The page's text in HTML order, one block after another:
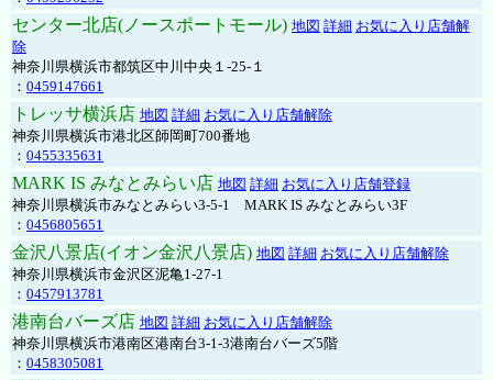
センター北店(ノースポートモール) 地図 詳細 お気に入り店舗解
除
神奈川県横浜市都筑区中川中央１-25-１
： 0459147661
トレッサ横浜店 地図 詳細 お気に入り店舗解除
神奈川県横浜市港北区師岡町700番地
： 0455335631
MARK IS みなとみらい店 地図 詳細 お気に入り店舗登録
神奈川県横浜市みなとみらい3-5-1 MARK IS みなとみらい3F
： 0456805651
金沢八景店(イオン金沢八景店) 地図 詳細 お気に入り店舗解除
神奈川県横浜市金沢区泥亀1-27-1
： 0457913781
港南台バーズ店 地図 詳細 お気に入り店舗解除
神奈川県横浜市港南区港南台3-1-3港南台バーズ5階
： 0458305081